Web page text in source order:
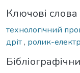
Ключові слова
технологічний
дріт, ролик-